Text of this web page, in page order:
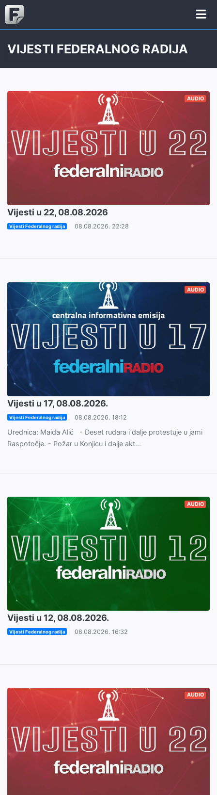
VIJESTI FEDERALNOG RADIJA
AUDIO
Vijesti u 22, 08.08.2026
Vijesti Federalnog radija 08.08.2026. 22:28
AUDIO
Vijesti u 17, 08.08.2026.
Vijesti Federalnog radija 08.08.2026. 18:12
Urednica: Maida Alić - Deset rudara i dalje protestuje u jami
Raspotočje. - Požar u Konjicu i dalje akt...
AUDIO
Vijesti u 12, 08.08.2026.
Vijesti Federalnog radija 08.08.2026. 16:32
AUDIO